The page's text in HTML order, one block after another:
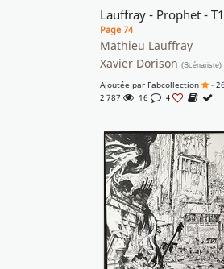
Lauffray - Prophet - T1
Page 74
Mathieu Lauffray
Xavier Dorison (Scénariste)
Ajoutée par Fabcollection
-
2 787
16 4